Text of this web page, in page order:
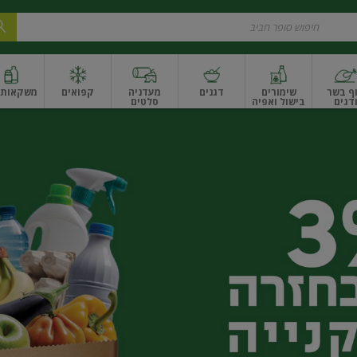
בשר
ודגים
שימורים
בישול ואפיה
דגנים מעדניה
סלטים
ונקניקים
קפואים משקאות
ואגוזיםפירות יבשים ארוזפירות יבשים בתפזורתפיצוחים, אגוזים